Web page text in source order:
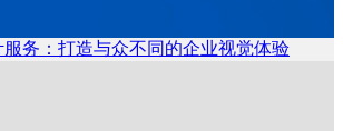
务：打造与众不同的企业视觉体验